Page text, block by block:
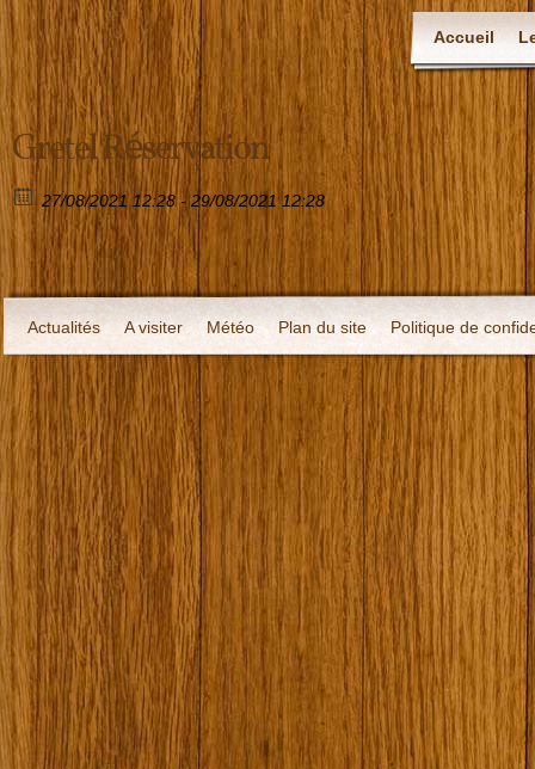
Accueil
Gretel Réservation
27/08/2021 12:28 - 29/08/2021 12:28
Actualités A visiter Météo Plan du site Politique de